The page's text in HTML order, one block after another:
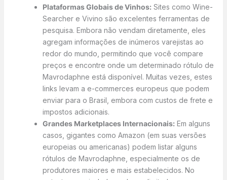
Plataformas Globais de Vinhos:Sites como Wine-
Searcher e Vivino são excelentes ferramentas de
pesquisa. Embora não vendam diretamente, eles
agregam informações de inúmeros varejistas ao
redor do mundo, permitindo que você compare
preços e encontre onde um determinado rótulo de
Mavrodaphne está disponível. Muitas vezes, estes
links levam a e-commerces europeus que podem
enviar para o Brasil, embora com custos de frete e
impostos adicionais.
Grandes Marketplaces Internacionais:Em alguns
casos, gigantes como Amazon (em suas versões
europeias ou americanas) podem listar alguns
rótulos de Mavrodaphne, especialmente os de
produtores maiores e mais estabelecidos. No